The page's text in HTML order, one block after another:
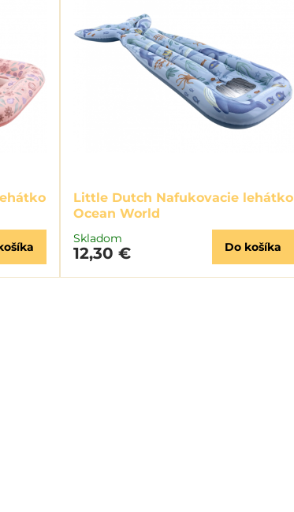
Little Dutch Nafukovacie lehátko
Ocean World
Skladom
12,30 € Do košíka